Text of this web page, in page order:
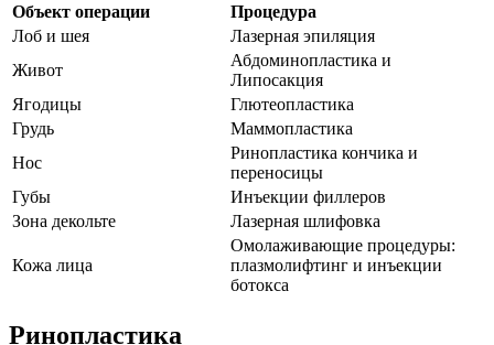
Объект операции
Процедура
Лоб и шея
Лазерная эпиляция
Живот
Абдоминопластика и
Липосакция
Ягодицы
Глютеопластика
Грудь
Маммопластика
Нос
Ринопластика кончика и
переносицы
Губы
Инъекции филлеров
Зона декольте
Лазерная шлифовка
Кожа лица
Омолаживающие процедуры:
плазмолифтинг и инъекции
ботокса
Ринопластика